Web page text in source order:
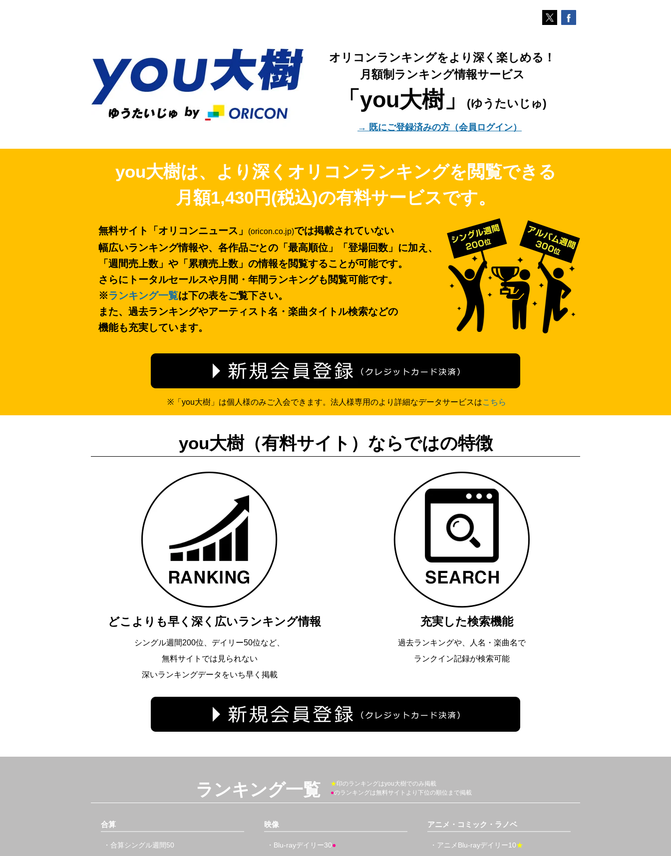
オリコンランキングをより深く楽しめる！
月額制ランキング情報サービス
「you大樹」 (ゆうたいじゅ)
→ 既にご登録済みの方（会員ログイン）
you大樹は、より深くオリコンランキングを閲覧できる
月額1,430円(税込)の有料サービスです。
無料サイト「オリコンニュース」 (oricon.co.jp)では掲載されていない
幅広いランキング情報や、各作品ごとの「最高順位」「登場回数」に加え、
「週間売上数」や「累積売上数」の情報を閲覧することが可能です。
さらにトータルセールスや月間・年間ランキングも閲覧可能です。
※ランキング一覧は下の表をご覧下さい。
また、過去ランキングやアーティスト名・楽曲タイトル検索などの
機能も充実しています。
※「you大樹」は個人様のみご入会できます。法人様専用のより詳細なデータサービスはこちら
you大樹（有料サイト）ならではの特徴
どこよりも早く深く広いランキング情報
シングル週間200位、デイリー50位など、
無料サイトでは見られない
深いランキングデータをいち早く掲載
充実した検索機能
過去ランキングや、人名・楽曲名で
ランクイン記録が検索可能
ランキング一覧 ★印のランキングはyou大樹でのみ掲載
●のランキングは無料サイトより下位の順位まで掲載
合算
・合算シングル週間50
映像
・Blu-rayデイリー30●
アニメ・コミック・ラノベ
・アニメBlu-rayデイリー10★